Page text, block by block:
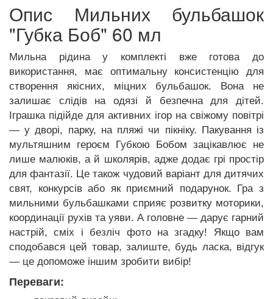
Опис Мильних бульбашок
"Губка Боб" 60 мл
Мильна рідина у комплекті вже готова до
використання, має оптимальну консистенцію для
створення якісних, міцних бульбашок. Вона не
залишає слідів на одязі й безпечна для дітей.
Іграшка підійде для активних ігор на свіжому повітрі
— у дворі, парку, на пляжі чи пікніку. Пакування із
мультяшним героєм Губкою Бобом зацікавлює не
лише малюків, а й школярів, адже додає грі простір
для фантазії. Це також чудовий варіант для дитячих
свят, конкурсів або як приємний подарунок. Гра з
мильними бульбашками сприяє розвитку моторики,
координації рухів та уяви. А головне — дарує гарний
настрій, сміх і безліч фото на згадку! Якщо вам
сподобався цей товар, залиште, будь ласка, відгук
— це допоможе іншим зробити вибір!
Переваги: